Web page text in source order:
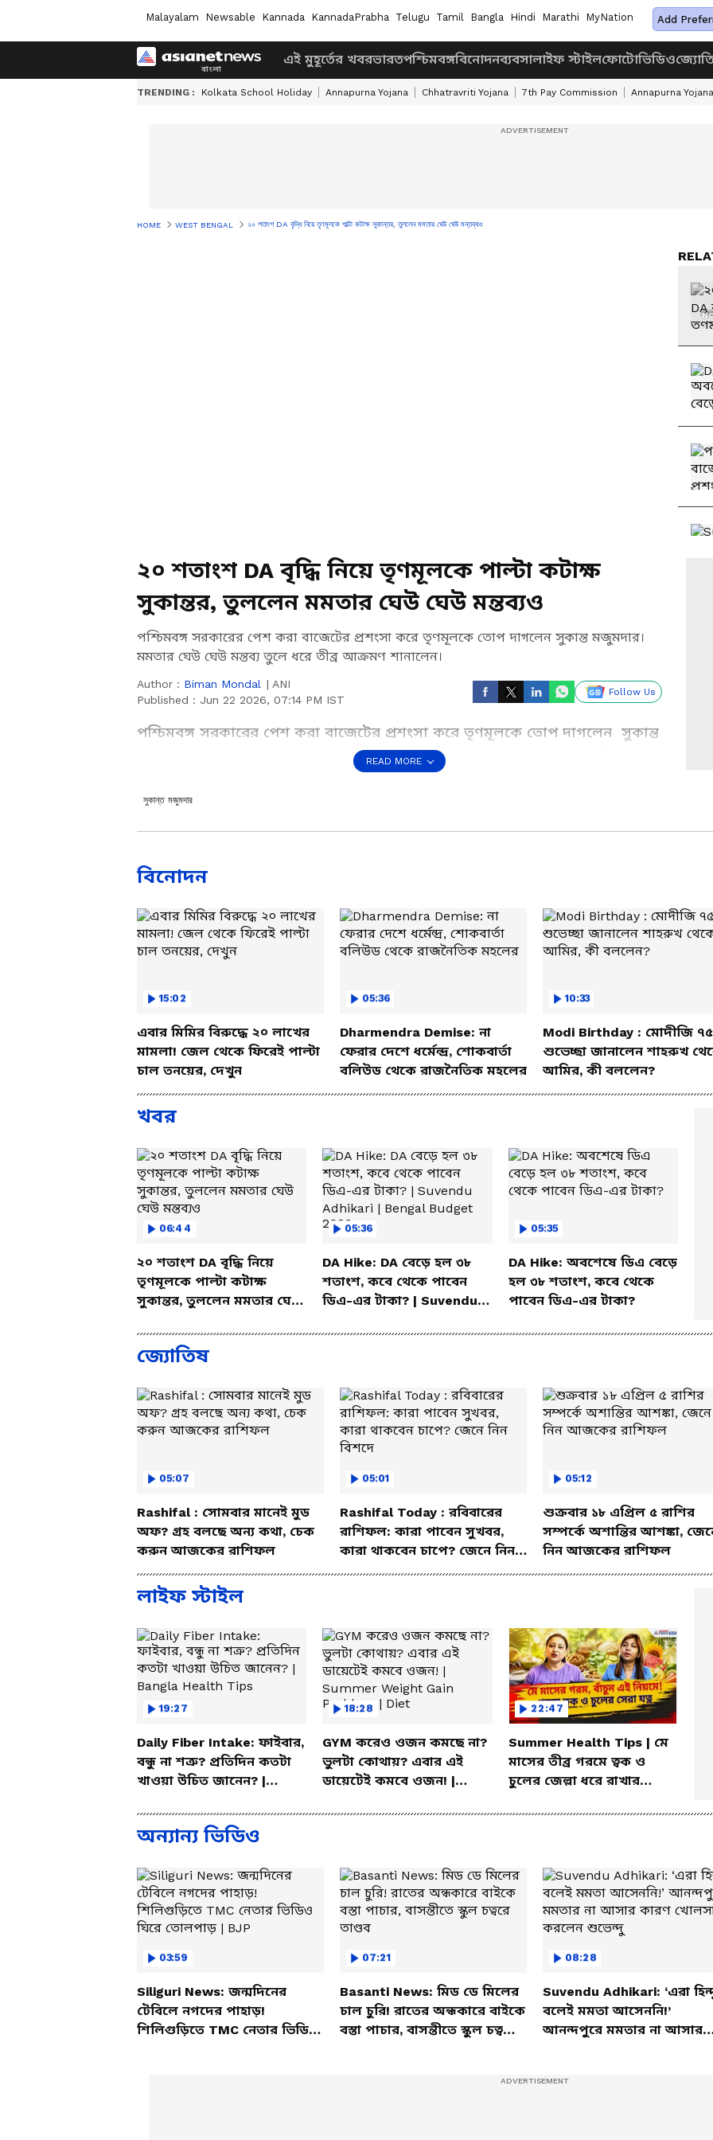
Malayalam Newsable Kannada KannadaPrabha Telugu Tamil Bangla Hindi Marathi MyNation Add
এই মুহূর্তের খবরভারতপশ্চিমবঙ্গবিনোদনব্যবসালাইফ স্টাইলফোটোভিডিও
TRENDING : Kolkata School Holiday Annapurna Yojana Chhatravriti Yojana 7th Pay Commission Annapurna
HOME WEST BENGAL ২০ শতাংশ DA বৃদ্ধি নিয়ে তৃণমূলকে পাল্টা কটাক্ষ সুকান্তর, তুললেন মমতার ঘেউ ঘেউ মন্তব্যও
২০ শতাংশ DA বৃদ্ধি নিয়ে তৃণমূলকে পাল্টা কটাক্ষ
সুকান্তর, তুললেন মমতার ঘেউ ঘেউ মন্তব্যও
পশ্চিমবঙ্গ সরকারের পেশ করা বাজেটের প্রশংসা করে তৃণমূলকে তোপ দাগলেন সুকান্ত মজুমদার।
মমতার ঘেউ ঘেউ মন্তব্য তুলে ধরে তীব্র আক্রমণ শানালেন।
Author : Biman Mondal | ANI
Published : Jun 22 2026, 07:14 PM IST
Follow Us
পশ্চিমবঙ্গ সরকারের পেশ করা বাজেটের প্রশংসা করে তৃণমূলকে তোপ দাগলেন সুকান্ত
মজুমদার। মমতার ঘেউ ঘেউ মন্তব্য তুলে ধরে তীব্র আক্রমণ শানালেন। পাশাপাশি এই
বাজেটকে তিরস্কার করায় সৌগত রায়কে কার্যত ধুয়ে দিলেন তিনি।
READ MORE
সুকান্ত মজুমদার
বিনোদন
15:02
এবার মিমির বিরুদ্ধে ২০ লাখের
মামলা! জেল থেকে ফিরেই পাল্টা
চাল তনয়ের, দেখুন
05:36
Dharmendra Demise: না
ফেরার দেশে ধর্মেন্দ্র, শোকবার্তা
বলিউড থেকে রাজনৈতিক মহলের
10:33
Modi Birthday : মোদীজি
শুভেচ্ছা জানালেন শাহরুখ
আমির, কী বললেন?
খবর
06:44
২০ শতাংশ DA বৃদ্ধি নিয়ে
তৃণমূলকে পাল্টা কটাক্ষ
সুকান্তর, তুললেন মমতার ঘেউ
05:36
DA Hike: DA বেড়ে হল ৩৮
শতাংশ, কবে থেকে পাবেন
ডিএ-এর টাকা? | Suvendu
2026
05:35
DA Hike: অবশেষে ডিএ বেড়ে
হল ৩৮ শতাংশ, কবে থেকে
পাবেন ডিএ-এর টাকা?
জ্যোতিষ
05:07
Rashifal : সোমবার মানেই মুড
অফ? গ্রহ বলছে অন্য কথা, চেক
করুন আজকের রাশিফল
05:01
Rashifal Today : রবিবারের
রাশিফল: কারা পাবেন সুখবর,
কারা থাকবেন চাপে? জেনে নিন
05:12
শুক্রবার ১৮ এপ্রিল ৫ রাশির
সম্পর্কে অশান্তির আশঙ্কা,
নিন আজকের রাশিফল
লাইফ স্টাইল
19:27
Daily Fiber Intake: ফাইবার,
বন্ধু না শত্রু? প্রতিদিন কতটা
খাওয়া উচিত জানেন? |
18:28
GYM করেও ওজন কমছে না?
ভুলটা কোথায়? এবার এই
ডায়েটেই কমবে ওজন! |
Problem | Diet
22:47
Summer Health Tips | মে
মাসের তীব্র গরমে ত্বক ও
চুলের জেল্লা ধরে রাখার
অন্যান্য ভিডিও
03:59
Siliguri News: জন্মদিনের
টেবিলে নগদের পাহাড়!
শিলিগুড়িতে TMC নেতার ভিডিও
07:21
Basanti News: মিড ডে মিলের
চাল চুরি! রাতের অন্ধকারে বাইকে
বস্তা পাচার, বাসন্তীতে স্কুল চত্বরে
08:28
Suvendu Adhikari: ‘এরা
বলেই মমতা আসেননি!’
আনন্দপুরে মমতার না আসার